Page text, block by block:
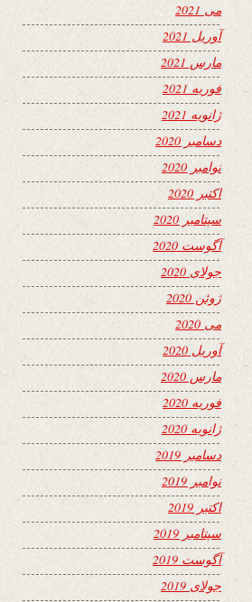
می 2021
آوریل 2021
مارس 2021
فوریه 2021
ژانویه 2021
دسامبر 2020
نوامبر 2020
اکتبر 2020
سپتامبر 2020
آگوست 2020
جولای 2020
ژوئن 2020
می 2020
آوریل 2020
مارس 2020
فوریه 2020
ژانویه 2020
دسامبر 2019
نوامبر 2019
اکتبر 2019
سپتامبر 2019
آگوست 2019
جولای 2019